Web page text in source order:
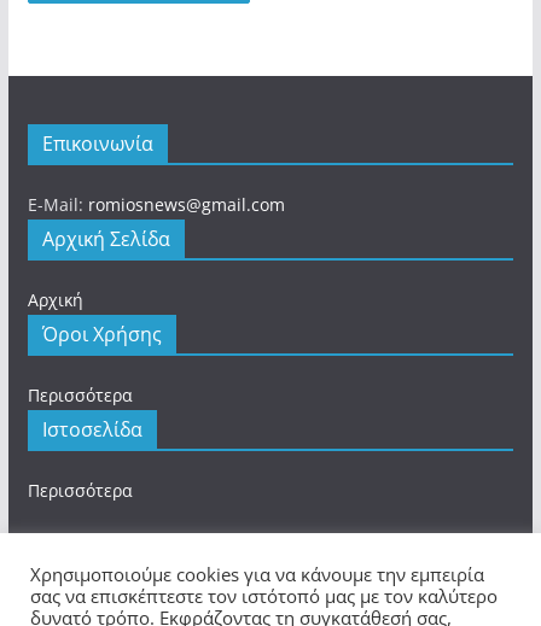
Επικοινωνία
E-Mail: romiosnews@gmail.com
Αρχική Σελίδα
Αρχική
Όροι Χρήσης
Περισσότερα
Ιστοσελίδα
Περισσότερα
Πνευματικά Δικαιώματα © 2026romios.online. Τα
Χρησιμοποιούμε cookies για να κάνουμε την εμπειρία
σας να επισκέπτεστε τον ιστότοπό μας με τον καλύτερο
δυνατό τρόπο. Εκφράζοντας τη συγκατάθεσή σας,